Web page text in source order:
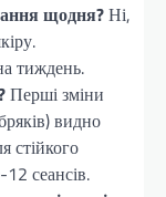
щодня?Ні,
тиждень.
Перші зміни
видно
стійкого
сеансів.